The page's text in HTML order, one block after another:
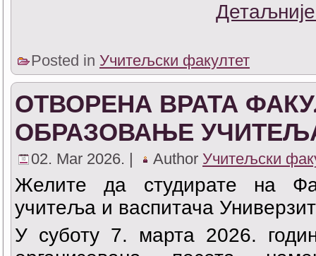
Posted in Учитељски факултет
ОТВОРЕНА ВРАТА
ОБРАЗОВАЊЕ
02. Mar 2026. | Author Учитељски
Желите да студирате на
учитеља и васпитача
У суботу 7. марта 2026.